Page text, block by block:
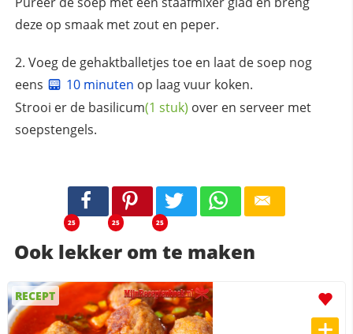
deze op smaak met zout en peper.
Voeg de gehaktballetjes toe en laat de soep nog
eens
10 minuten op laag vuur koken.
Strooi er de basilicum(1 stuk) over en serveer met
soepstengels.
25 25 25
Ook lekker om te maken
RECEPT